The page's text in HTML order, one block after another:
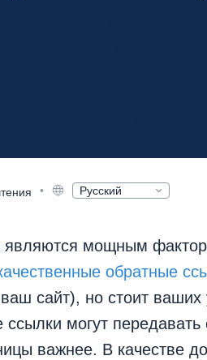
•
Русский
Français
Nederlands
Polski
한국어
Português
Magyar
являются мощным
обратные
сайт), но стоит
ссылки могут
важнее. В качестве